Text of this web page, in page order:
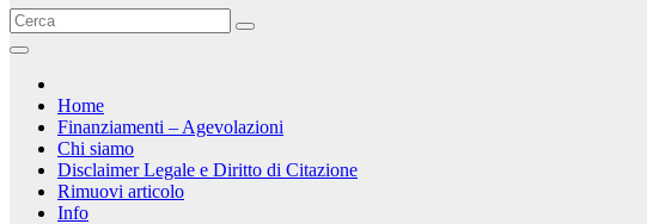
Home
Finanziamenti – Agevolazioni
Chi siamo
Disclaimer Legale e Diritto di Citazione
Rimuovi articolo
Info